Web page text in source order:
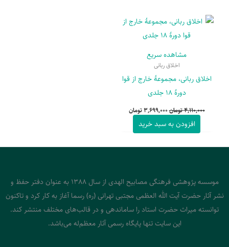
مشاهده سریع
اخلاق ربانی
اخلاق ربانی، مجموعۀ خارج از قوا
دورۀ 18 جلدی
4,110,000تومان
Original
price
was:
3,699,000تومان
Current
price
افزودن به سبد خرید
موسسه پژوهشی فرهنگی مصابیح الهدی از سال 1388 به عنوان دفتر حفظ و
نشر آثار حضرت آیت الله العظمی مجتبی تهرانی (ره) رسما آغاز به کار کرد و تاکنون
توانسته میراث حضرت استاد را ساماندهی و در قالب‌های مختلف منتشر کند.
این سایت تنها پایگاه رسمی آثار معظم‌له می‌باشد.